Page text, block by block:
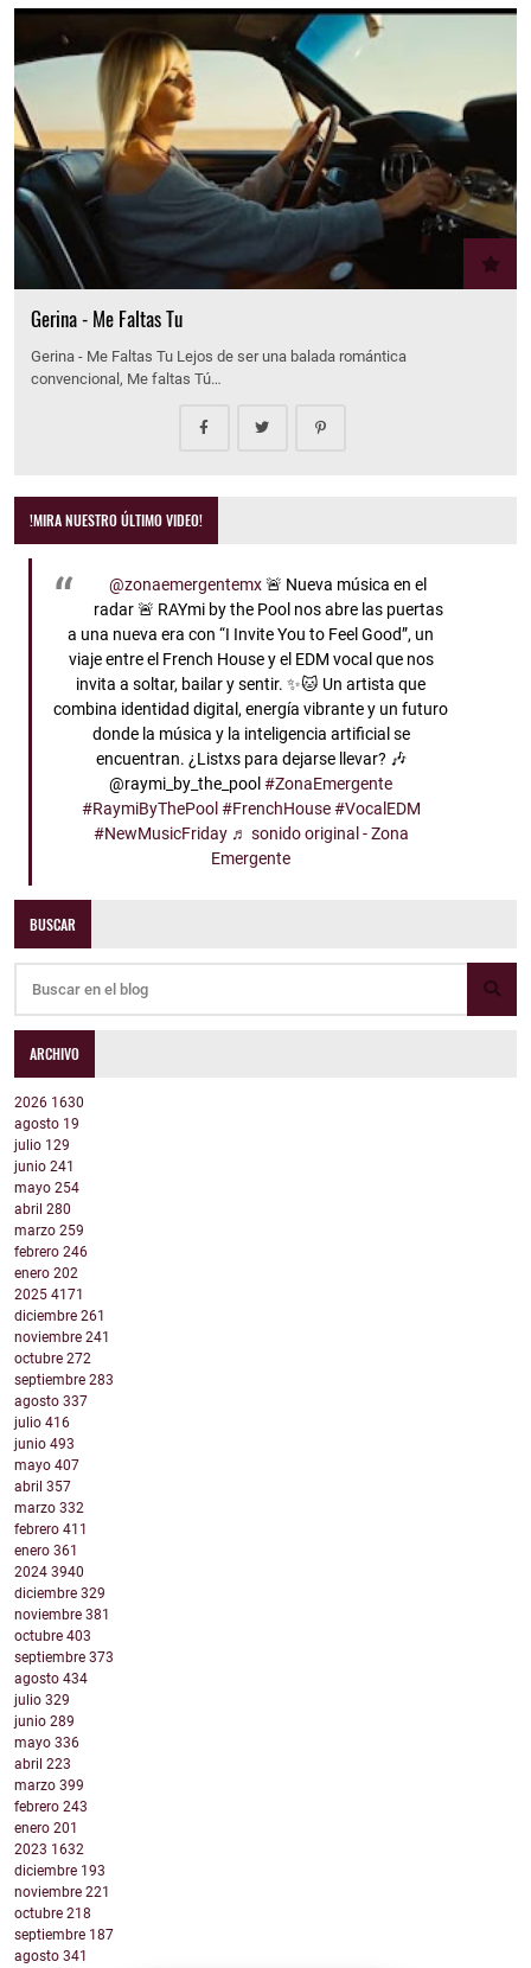
Gerina - Me Faltas Tu
Gerina - Me Faltas Tu Lejos de ser una balada romántica
convencional, Me faltas Tú…
!MIRA NUESTRO ÚLTIMO VIDEO!
@zonaemergentemx🚨 Nueva música en el
radar 🚨 RAYmi by the Pool nos abre las puertas
a una nueva era con “I Invite You to Feel Good”, un
viaje entre el French House y el EDM vocal que nos
invita a soltar, bailar y sentir. ✨🐱 Un artista que
combina identidad digital, energía vibrante y un futuro
donde la música y la inteligencia artificial se
encuentran. ¿Listxs para dejarse llevar? 🎶
@raymi_by_the_pool#ZonaEmergente
#RaymiByThePool #FrenchHouse #VocalEDM
#NewMusicFriday ♬ sonido original - Zona
Emergente
BUSCAR
ARCHIVO
2026 1630
agosto 19
julio 129
junio 241
mayo 254
abril 280
marzo 259
febrero 246
enero 202
2025 4171
diciembre 261
noviembre 241
octubre 272
septiembre 283
agosto 337
julio 416
junio 493
mayo 407
abril 357
marzo 332
febrero 411
enero 361
2024 3940
diciembre 329
noviembre 381
octubre 403
septiembre 373
agosto 434
julio 329
junio 289
mayo 336
abril 223
marzo 399
febrero 243
enero 201
2023 1632
diciembre 193
noviembre 221
octubre 218
septiembre 187
agosto 341